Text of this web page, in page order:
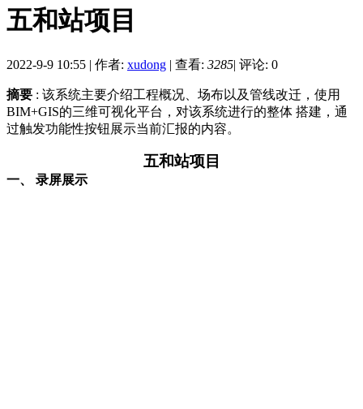
五和站项目
2022-9-9 10:55 | 作者: xudong | 查看: 3285| 评论: 0
摘要 : 该系统主要介绍工程概况、场布以及管线改迁，使用
BIM+GIS的三维可视化平台，对该系统进行的整体 搭建，通
过触发功能性按钮展示当前汇报的内容。
五和站项目
一、 录屏展示